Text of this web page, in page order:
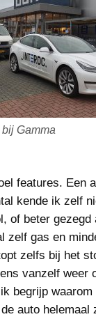
Gamma
features. Een
kende ik zelf
of beter gezegd
zelf gas en
zelfs bij het
vanzelf weer
begrijp waarom
auto helemaal